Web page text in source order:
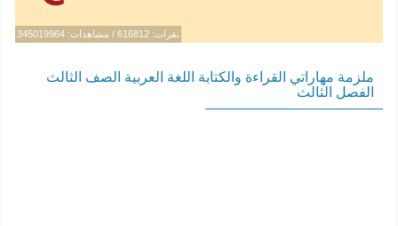
نقرات: 616812 / مشاهدات: 345019964
ملزمة مهاراتي القراءة والكتابة اللغة العربية الصف الثالث
الفصل الثالث